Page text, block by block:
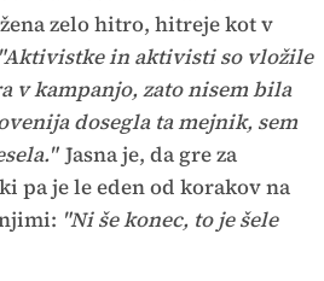
zelo hitro, hitreje kot v
"Aktivistke in aktivisti so vložile
v kampanjo, zato nisem bila
dosegla ta mejnik, sem
Jasna je, da gre za
pa je le eden od korakov na
"Ni še konec, to je šele